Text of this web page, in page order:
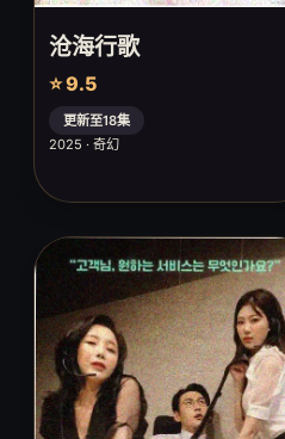
沧海行歌
⭐ 9.5
更新至18集
2025 · 奇幻